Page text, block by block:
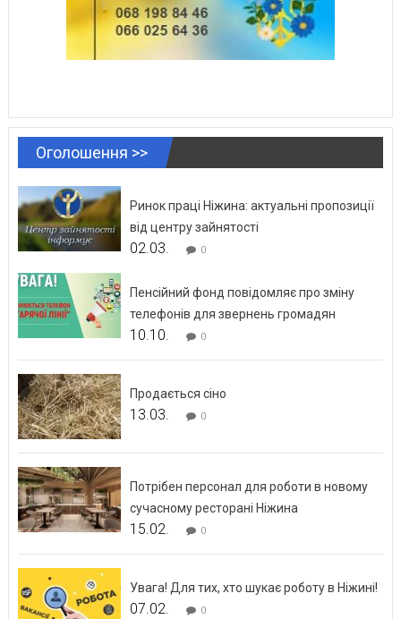
Оголошення >>
Ринок праці Ніжина: актуальні пропозиції
від центру зайнятості
02.03. 0
Пенсійний фонд повідомляє про зміну
телефонів для звернень громадян
10.10. 0
Продається сіно
13.03. 0
Потрібен персонал для роботи в новому
сучасному ресторані Ніжина
15.02. 0
Увага! Для тих, хто шукає роботу в Ніжині!
07.02. 0